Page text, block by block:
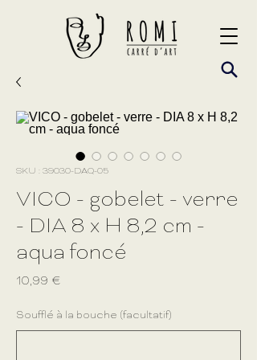
SKU : 39030-DAQ-05
VICO - gobelet - verre
- DIA 8 x H 8,2 cm -
aqua foncé
10,99 €Prix
Soufflé à la bouche (facultatif)